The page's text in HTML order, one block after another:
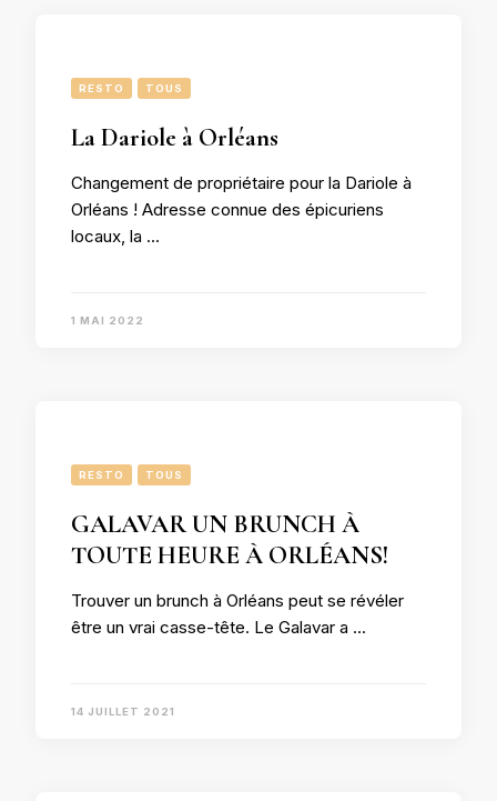
RESTO TOUS
La Dariole à Orléans
Changement de propriétaire pour la Dariole à
Orléans ! Adresse connue des épicuriens
locaux, la …
1 MAI 2022
RESTO TOUS
GALAVAR UN BRUNCH À
TOUTE HEURE À ORLÉANS!
Trouver un brunch à Orléans peut se révéler
être un vrai casse-tête. Le Galavar a …
14 JUILLET 2021